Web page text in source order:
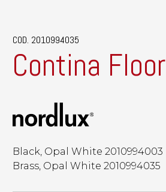
COD. 2010994035
Contina Floor
Black, Opal White 2010994003
Brass, Opal White 2010994035